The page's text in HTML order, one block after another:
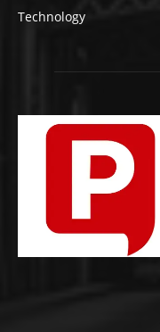
Technology